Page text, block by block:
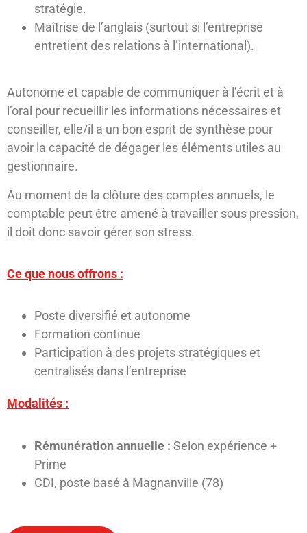
stratégie.
Maîtrise de l’anglais (surtout si l’entreprise
entretient des relations à l’international).
Autonome et capable de communiquer à l’écrit et à
l’oral pour recueillir les informations nécessaires et
conseiller, elle/il a un bon esprit de synthèse pour
avoir la capacité de dégager les éléments utiles au
gestionnaire.
Au moment de la clôture des comptes annuels, le
comptable peut être amené à travailler sous pression,
il doit donc savoir gérer son stress.
Ce que nous offrons :
Poste diversifié et autonome
Formation continue
Participation à des projets stratégiques et
centralisés dans l’entreprise
Modalités :
Rémunération annuelle : Selon expérience +
Prime
CDI, poste basé à Magnanville (78)